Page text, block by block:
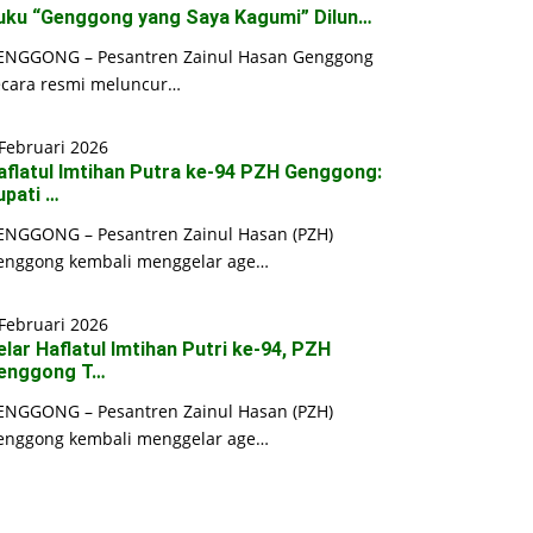
“Genggong yang Saya Kagumi” Dilun…
– Pesantren Zainul Hasan Genggong
resmi meluncur…
2026
Imtihan Putra ke-94 PZH Genggong:
…
– Pesantren Zainul Hasan (PZH)
kembali menggelar age…
2026
Haflatul Imtihan Putri ke-94, PZH
T…
– Pesantren Zainul Hasan (PZH)
kembali menggelar age…